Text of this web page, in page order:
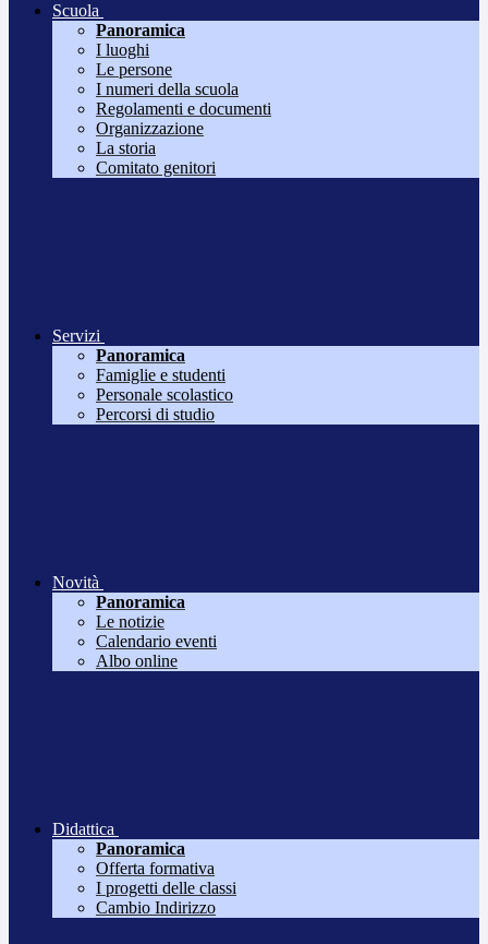
Scuola
Panoramica
I luoghi
Le persone
I numeri della scuola
Regolamenti e documenti
Organizzazione
La storia
Comitato genitori
Servizi
Panoramica
Famiglie e studenti
Personale scolastico
Percorsi di studio
Novità
Panoramica
Le notizie
Calendario eventi
Albo online
Didattica
Panoramica
Offerta formativa
I progetti delle classi
Cambio Indirizzo